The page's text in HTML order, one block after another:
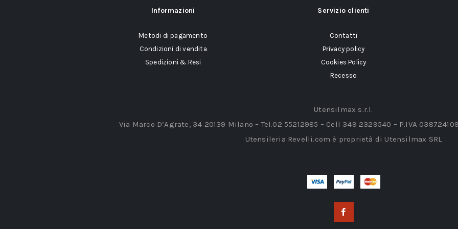
Informazioni
Metodi di pagamento
Condizioni di vendita
Spedizioni & Resi
Servizio clienti
Contatti
Privacy policy
Cookies Policy
Recesso
Utensilmax s.r.l.
Via Marco D’Agrate, 34 20139 Milano – Tel.02 55212985 – Cell 349 2329540 – P.IVA
Utensileria Revelli.com è proprietà di Utensilmax SRL